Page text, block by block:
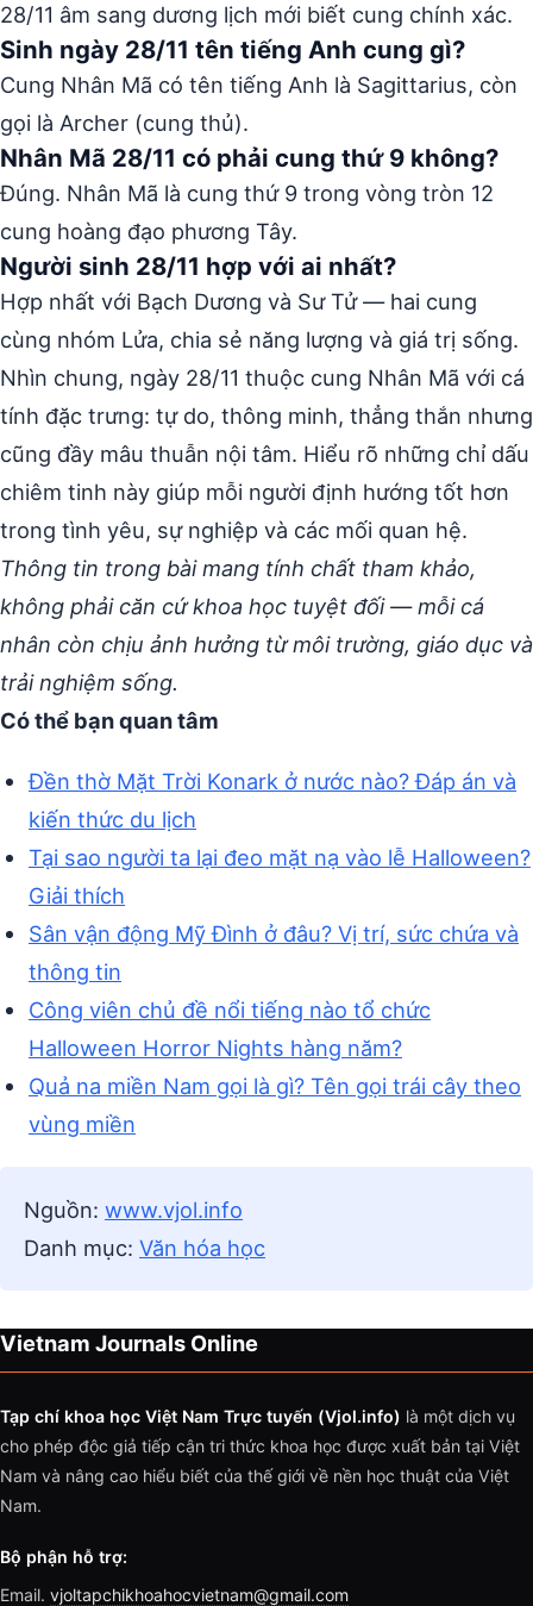
28/11 âm sang dương lịch mới biết cung chính xác.
Sinh ngày 28/11 tên tiếng Anh cung gì?
Cung Nhân Mã có tên tiếng Anh là Sagittarius, còn
gọi là Archer (cung thủ).
Nhân Mã 28/11 có phải cung thứ 9 không?
Đúng. Nhân Mã là cung thứ 9 trong vòng tròn 12
cung hoàng đạo phương Tây.
Người sinh 28/11 hợp với ai nhất?
Hợp nhất với Bạch Dương và Sư Tử — hai cung
cùng nhóm Lửa, chia sẻ năng lượng và giá trị sống.
Nhìn chung, ngày 28/11 thuộc cung Nhân Mã với cá
tính đặc trưng: tự do, thông minh, thẳng thắn nhưng
cũng đầy mâu thuẫn nội tâm. Hiểu rõ những chỉ dấu
chiêm tinh này giúp mỗi người định hướng tốt hơn
trong tình yêu, sự nghiệp và các mối quan hệ.
Thông tin trong bài mang tính chất tham khảo,
không phải căn cứ khoa học tuyệt đối — mỗi cá
nhân còn chịu ảnh hưởng từ môi trường, giáo dục và
trải nghiệm sống.
Có thể bạn quan tâm
Đền thờ Mặt Trời Konark ở nước nào? Đáp án và
kiến thức du lịch
Tại sao người ta lại đeo mặt nạ vào lễ Halloween?
Giải thích
Sân vận động Mỹ Đình ở đâu? Vị trí, sức chứa và
thông tin
Công viên chủ đề nổi tiếng nào tổ chức
Halloween Horror Nights hàng năm?
Quả na miền Nam gọi là gì? Tên gọi trái cây theo
vùng miền
Nguồn: www.vjol.info
Danh mục: Văn hóa học
Vietnam Journals Online
Tạp chí khoa học Việt Nam Trực tuyến (Vjol.info) là một dịch vụ
cho phép độc giả tiếp cận tri thức khoa học được xuất bản tại Việt
Nam và nâng cao hiểu biết của thế giới về nền học thuật của Việt
Nam.
Bộ phận hỗ trợ:
Email. vjoltapchikhoahocvietnam@gmail.com